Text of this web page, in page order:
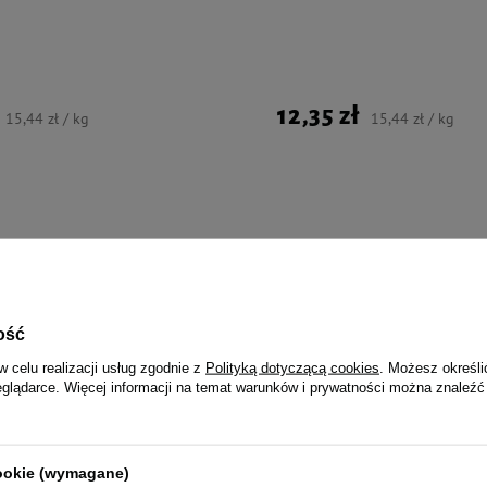
15,44 zł / kg 12,35 zł 15,44 zł / kg
dla Ciebie i
celu realizacji usług zgodnie z Polityką dotyczącą cookies . Możesz
Więcej informacji na temat warunków i prywatności można
(wymagane)